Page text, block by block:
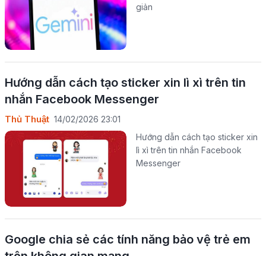
giản
Hướng dẫn cách tạo sticker xin lì xì trên tin
nhắn Facebook Messenger
Thủ Thuật 14/02/2026 23:01
Hướng dẫn cách tạo sticker xin
lì xì trên tin nhắn Facebook
Messenger
Google chia sẻ các tính năng bảo vệ trẻ em